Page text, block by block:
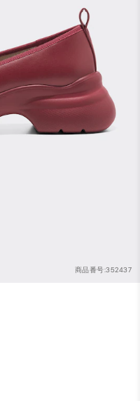
商品番号:352437